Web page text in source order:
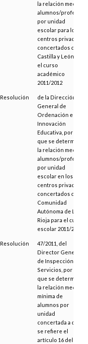
la relación media
alumnos/profesor
por unidad
escolar para los
centros privados
concertados de
Castilla y León en
el curso
académico
2011/2012
Resolución
de la Dirección
General de
Ordenación e
Innovación
Educativa, por la
que se determina
la relación media
alumnos/profesor
por unidad
escolar en los
centros privados
concertados de la
Comunidad
Autónoma de La
Rioja para el curso
escolar 2011/2012
Resolución
47/2011, del
Director General
de Inspección y
Servicios, por la
que se determina
la relación media
mínima de
alumnos por
unidad
concertada a que
se refiere el
artículo 16 del